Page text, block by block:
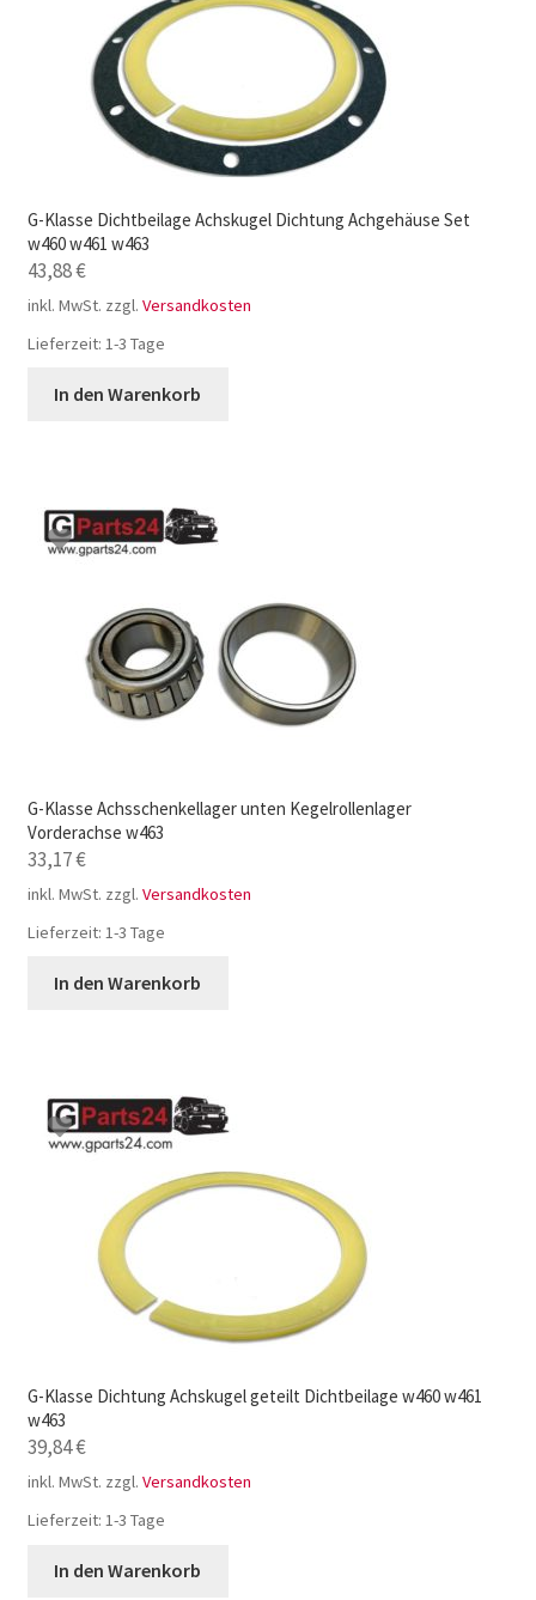
G-Klasse Dichtbeilage Achskugel Dichtung Achgehäuse Set
w460 w461 w463
43,88€
inkl. MwSt. zzgl. Versandkosten
Lieferzeit: 1-3 Tage
In den Warenkorb
G-Klasse Achsschenkellager unten Kegelrollenlager
Vorderachse w463
33,17€
inkl. MwSt. zzgl. Versandkosten
Lieferzeit: 1-3 Tage
In den Warenkorb
G-Klasse Dichtung Achskugel geteilt Dichtbeilage w460 w461
w463
39,84€
inkl. MwSt. zzgl. Versandkosten
Lieferzeit: 1-3 Tage
In den Warenkorb